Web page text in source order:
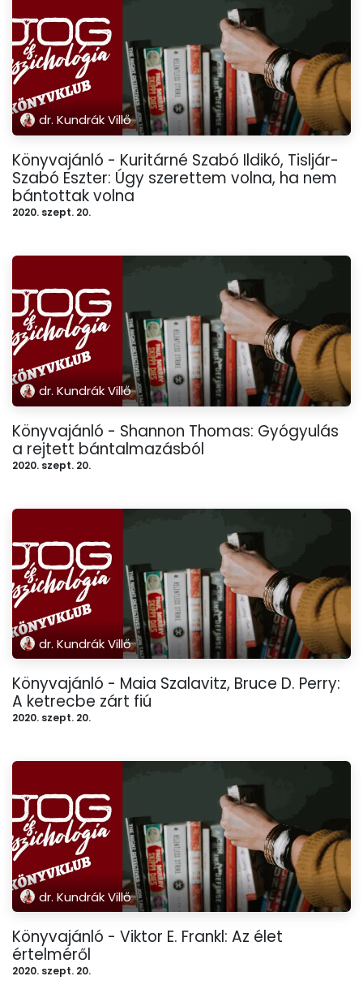
dr. Kundrák Villő
Könyvajánló - Kuritárné Szabó Ildikó, Tisljár-
Szabó Eszter: Úgy szerettem volna, ha nem
bántottak volna
2020. szept. 20.
dr. Kundrák Villő
Könyvajánló - Shannon Thomas: Gyógyulás
a rejtett bántalmazásból
2020. szept. 20.
dr. Kundrák Villő
Könyvajánló - Maia Szalavitz, Bruce D. Perry:
A ketrecbe zárt fiú
2020. szept. 20.
dr. Kundrák Villő
Könyvajánló - Viktor E. Frankl: Az élet
értelméről
2020. szept. 20.